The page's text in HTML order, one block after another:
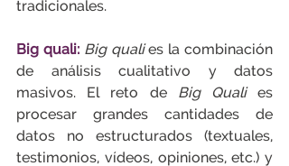
tradicionales.
Big quali: Big quali es la combinación
de análisis cualitativo y datos
masivos. El reto de Big Quali es
procesar grandes cantidades de
datos no estructurados (textuales,
testimonios, vídeos, opiniones, etc.) y